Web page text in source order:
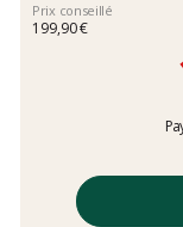
Prix conseillé
199,90 €